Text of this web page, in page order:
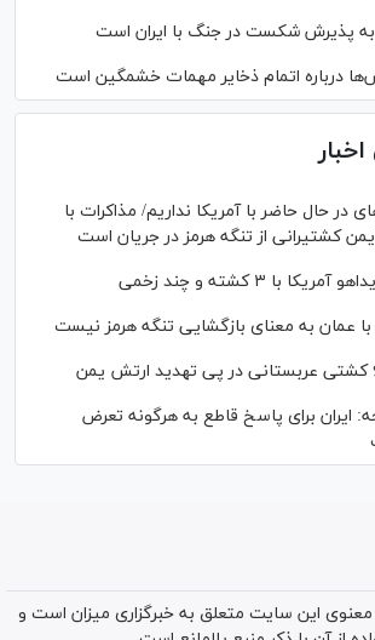
به پذیرش شکست در جنگ با ایران است
درباره اتمام ذخایر مهمات خشمگین است
بقایی: مذاکره‎ای در حال حاضر با آمریکا نداریم/ مذاکرات با
کشتیرانی از تنگه هرمز در جریان است
با ۳ کشته و چند زخمی
با عمان به معنای بازگشایی تنگه هرمز نیست
ایران برای پاسخ قاطع به هرگونه تعرض
این سایت متعلق به خبرگزاری میزان است و